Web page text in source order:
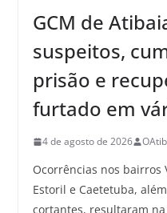
GCM de
suspeitos,
prisão e
furtado em
4 de agosto de 2026
Ocorrências nos bairros
Estoril e Caetetuba,
cortantes, resultaram